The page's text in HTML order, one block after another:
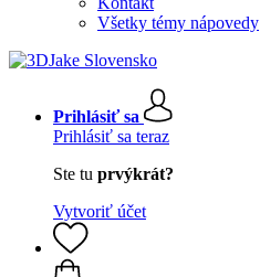
Všetky témy nápovedy
Prihlásiť sa
Prihlásiť sa teraz
Ste tu prvýkrát?
Vytvoriť účet